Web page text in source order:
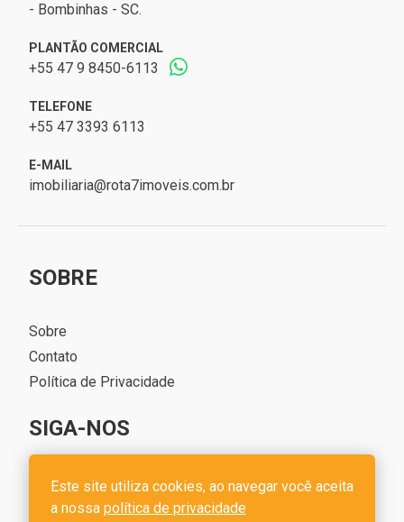
- Bombinhas - SC.
PLANTÃO COMERCIAL
+55 47 9 8450-6113
TELEFONE
+55 47 3393 6113
E-MAIL
imobiliaria@rota7imoveis.com.br
SOBRE
Sobre
Contato
Política de Privacidade
SIGA-NOS
Este site utiliza cookies, ao navegar você aceita
a nossa política de privacidade